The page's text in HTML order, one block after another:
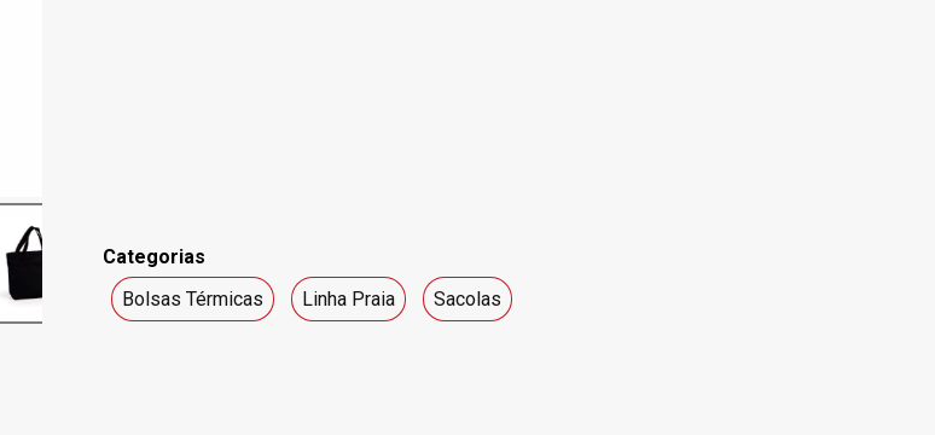
Categorias
Bolsas Térmicas
Linha Praia Sacolas